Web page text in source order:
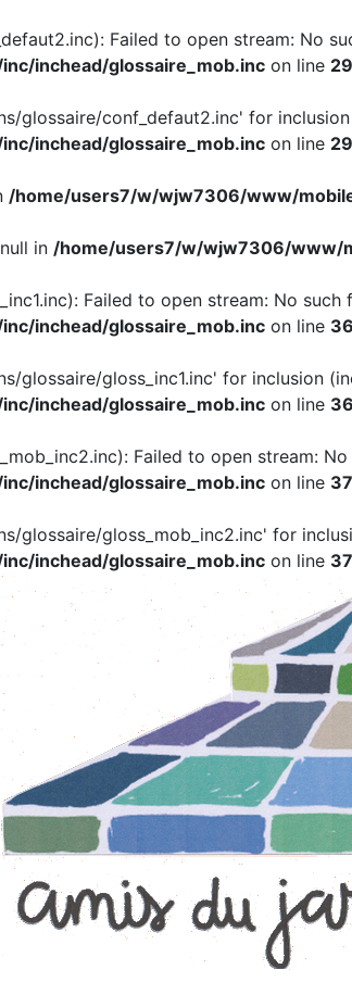
Failed to open stream: No
inchead/glossaire_mob.inc on line 29
glossaire/conf_defaut2.inc' for
inchead/glossaire_mob.inc on line 29
/home/users7/w/wjw7306/www/
in /home/users7/w/wjw7306/www/
Failed to open stream: No
inchead/glossaire_mob.inc on line 36
glossaire/gloss_inc1.inc' for inclusion
inchead/glossaire_mob.inc on line 36
Failed to open stream:
inchead/glossaire_mob.inc on line 37
glossaire/gloss_mob_inc2.inc' for
inchead/glossaire_mob.inc on line 37